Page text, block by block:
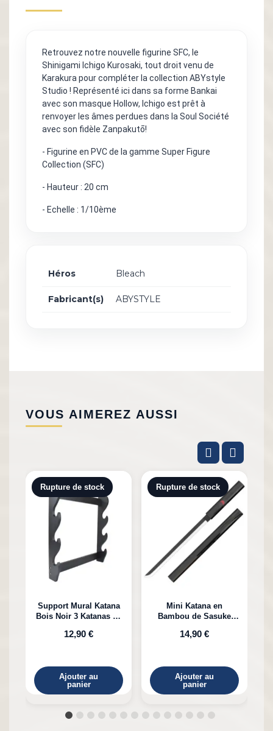
Retrouvez notre nouvelle figurine SFC, le
Shinigami Ichigo Kurosaki, tout droit venu de
Karakura pour compléter la collection ABYstyle
Studio ! Représenté ici dans sa forme Bankai
avec son masque Hollow, Ichigo est prêt à
renvoyer les âmes perdues dans la Soul Société
avec son fidèle Zanpakutō!
- Figurine en PVC de la gamme Super Figure
Collection (SFC)
- Hauteur : 20 cm
- Echelle : 1/10ème
Héros Bleach
Fabricant(s) ABYSTYLE
VOUS AIMEREZ AUSSI
Rupture de stock
Support Mural Katana
Bois Noir 3 Katanas en
12,90 €
Ajouter au
panier
Rupture de stock
Mini Katana en
Bambou de Sasuke
14,90 €
Ajouter au
panier